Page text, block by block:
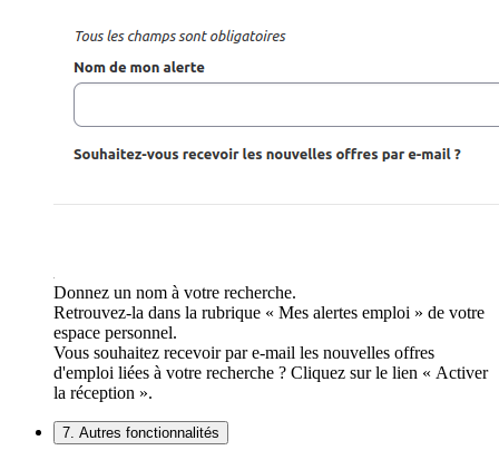
Donnez un nom à votre recherche.
Retrouvez-la dans la rubrique « Mes alertes emploi » de votre
espace personnel.
Vous souhaitez recevoir par e-mail les nouvelles offres
d'emploi liées à votre recherche ? Cliquez sur le lien « Activer
la réception ».
7. Autres fonctionnalités